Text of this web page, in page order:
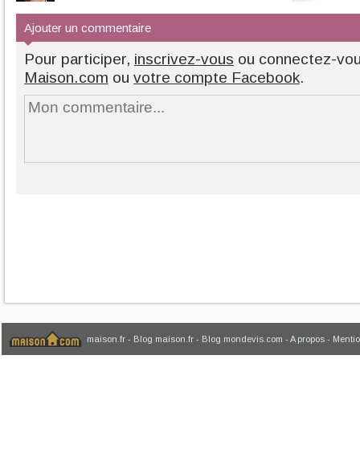
Ajouter un commentaire
Pour participer, inscrivez-vous ou connectez-
Maison.com ou votre compte Facebook.
maison.fr - Blog maison.fr - Blog mondevis.com - A propos -